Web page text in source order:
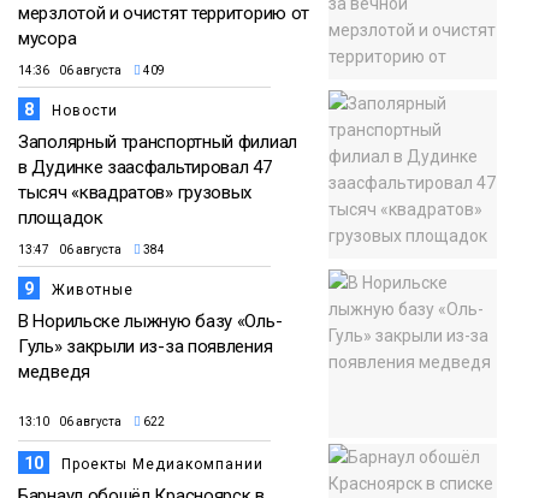
мерзлотой и очистят территорию от
мусора
14:36 06 августа 409
8 Новости
Заполярный транспортный филиал
в Дудинке заасфальтировал 47
тысяч «квадратов» грузовых
площадок
13:47 06 августа 384
9 Животные
В Норильске лыжную базу «Оль-
Гуль» закрыли из-за появления
медведя
13:10 06 августа 622
10 Проекты Медиакомпании